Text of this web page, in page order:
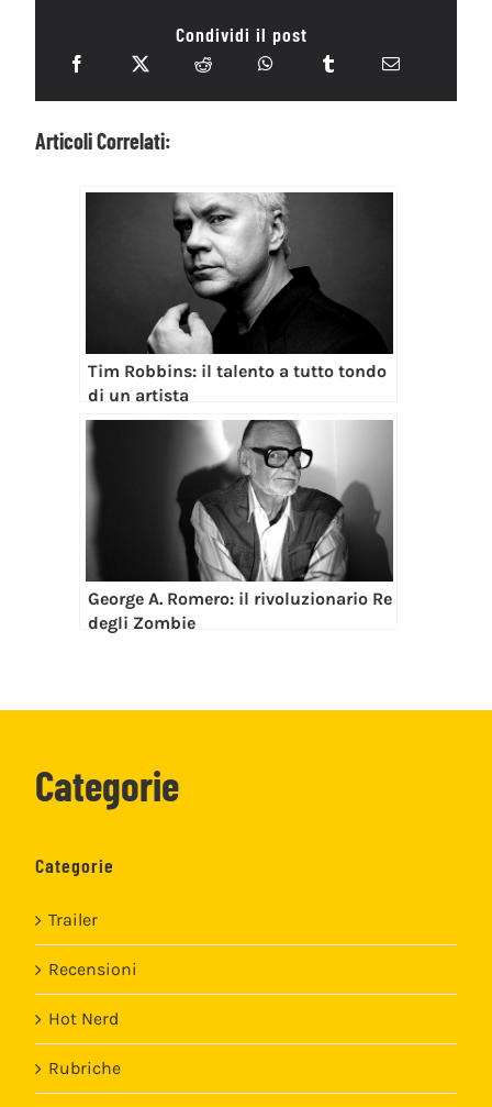
Condividi il post
Articoli Correlati:
Tim Robbins: il talento a tutto tondo
di un artista
George A. Romero: il rivoluzionario Re
degli Zombie
Categorie
Categorie
Trailer
Recensioni
Hot Nerd
Rubriche